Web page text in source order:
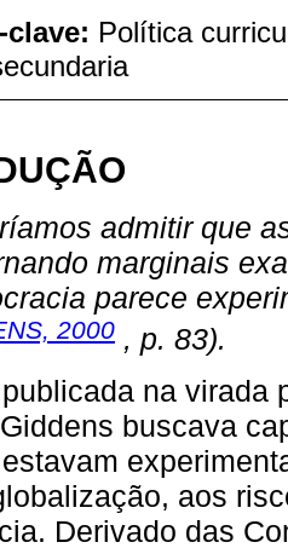
clave: Política
admitir que
marginais
parece
2000 , p. 83).
na virada
buscava
aos
Derivado das